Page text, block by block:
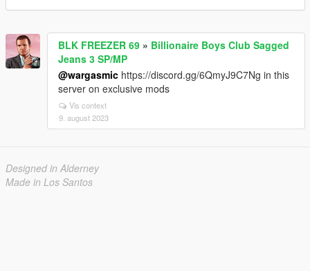
BLK FREEZER 69 » Billionaire Boys Club Sagged
Jeans 3 SP/MP
@wargasmic https://discord.gg/6QmyJ9C7Ng in this
server on exclusive mods
Vis context
9. august 2023
Designed in Alderney
Made in Los Santos